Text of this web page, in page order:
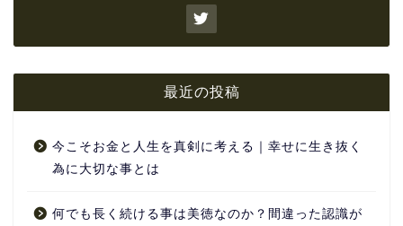
最近の投稿
今こそお金と人生を真剣に考える｜幸せに生き抜く
為に大切な事とは
何でも長く続ける事は美徳なのか？間違った認識が